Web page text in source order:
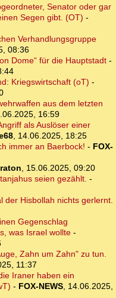
Senator oder gar
Segen gibt. (OT) -
Verhandlungsgruppe
08:36
Dome“ für die Hauptstadt-
Kriegswirtschaft (oT) -
aus dem letzten
16:59
als Auslöser einer
, 14.06.2025, 18:25
immer an Baerbock! - FOX-
, 15.06.2025, 09:20
seien gezählt. -
der Hisbollah nichts gerlernt.
Gegenschlag
was Israel wollte -
Zahn um Zahn" zu tun.
11:37
Iraner haben ein
- FOX-NEWS, 14.06.2025,